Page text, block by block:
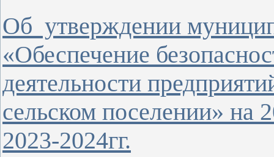
Об утверждении
«Обеспечение
деятельности
сельском поселении» на
2023-2024гг.